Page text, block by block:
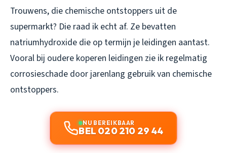
Trouwens, die chemische ontstoppers uit de
supermarkt? Die raad ik echt af. Ze bevatten
natriumhydroxide die op termijn je leidingen aantast.
Vooral bij oudere koperen leidingen zie ik regelmatig
corrosieschade door jarenlang gebruik van chemische
ontstoppers.
NU BEREIKBAAR
BEL 020 210 29 44